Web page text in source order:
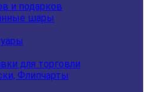
и подарков
шары
для торговли
Флипчарты